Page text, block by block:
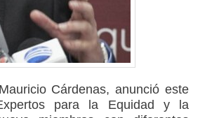
Cárdenas, anunció este
para la Equidad y la